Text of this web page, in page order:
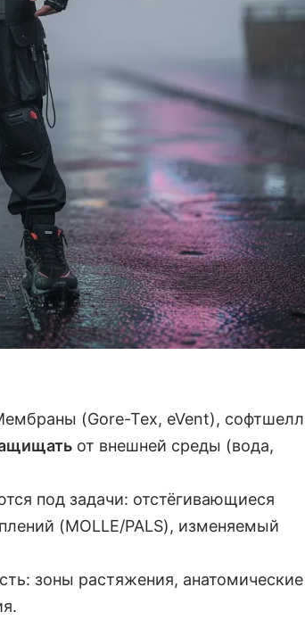
(Gore-Tex, eVent),
от внешней среды (вода,
под задачи: отстёгивающиеся
(MOLLE/PALS), изменяемый
зоны растяжения, анатомические